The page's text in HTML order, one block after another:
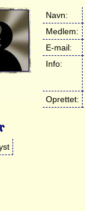
Navn:
Medlem:
E-mail:
Info:
Oprettet: